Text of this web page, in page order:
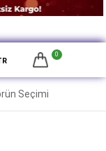
0